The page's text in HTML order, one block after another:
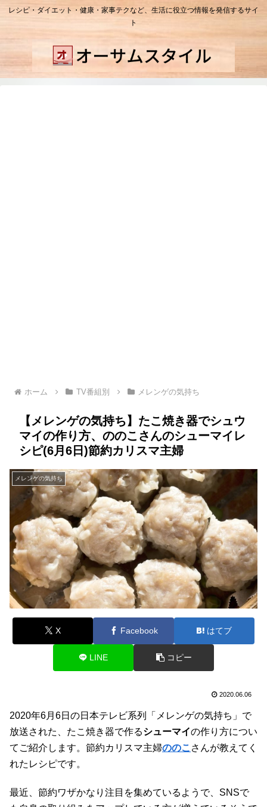
レシピ・ダイエット・健康・家事テクなど、生活に役立つ情報を発信するサイ
ト
ホーム TV番組別 メレンゲの気持ち
【メレンゲの気持ち】たこ焼き器でシュウ
マイの作り方、ののこさんのシューマイレ
シピ(6月6日)節約カリスマ主婦
メレンゲの気持ち
X Facebook はてブ
LINE コピー
2020.06.06
2020年6月6日の日本テレビ系列「メレンゲの気持ち」で
放送された、たこ焼き器で作るシューマイの作り方につい
てご紹介します。節約カリスマ主婦ののこ さんが教えてく
れたレシピです。
最近、節約ワザかなり注目を集めているようで、SNSで